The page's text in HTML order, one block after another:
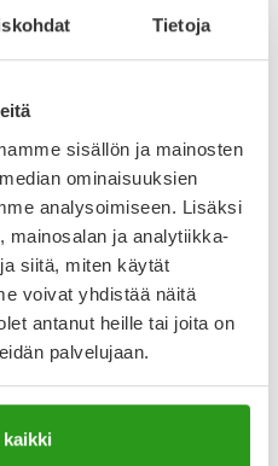
Tietoja
sisällön ja mainosten
ominaisuuksien
analysoimiseen. Lisäksi
mainosalan ja analytiikka-
siitä, miten käytät
voivat yhdistää näitä
antanut heille tai joita on
palvelujaan.
kaikki
Kirjoita arvostelu
27.5.2024
tuotteet